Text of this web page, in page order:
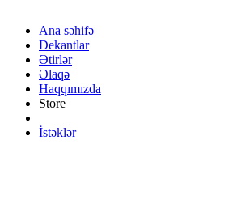
Ana səhifə
Dekantlar
Ətirlər
Əlaqə
Haqqımızda
Store
İstəklər